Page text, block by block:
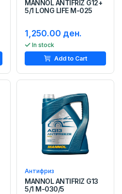
MANNOL ANTIFRIZ G12+
5/1 LONG LIFE M-025
1,250.00 ден.
In stock
Add to Cart
Антифриз
MANNOL ANTIFRIZ G13
5/1 M-030/5